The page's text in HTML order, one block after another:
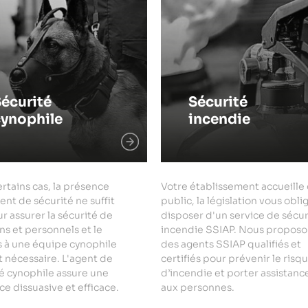
cas, la présence
de sécurité ne suffit
assurer la sécurité de
et personnels et le
à une équipe cynophile
nécessaire. L'agent de
cynophile assure une
dissuasive et efficace.
Sécurité
incendie
Votre établissement accueille
public, la législation vous
disposer d'un service de
incendie SSIAP. Nous
des agents SSIAP qualifiés et
certifiés pour prévenir le
d’incendie et porter
aux personnes.